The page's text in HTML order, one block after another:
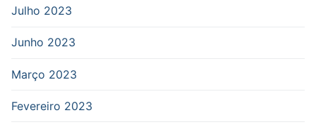
Julho 2023
Junho 2023
Março 2023
Fevereiro 2023